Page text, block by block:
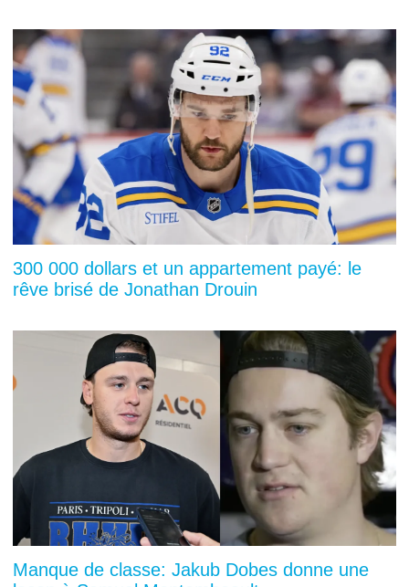
300 000 dollars et un appartement payé: le
rêve brisé de Jonathan Drouin
Manque de classe: Jakub Dobes donne une